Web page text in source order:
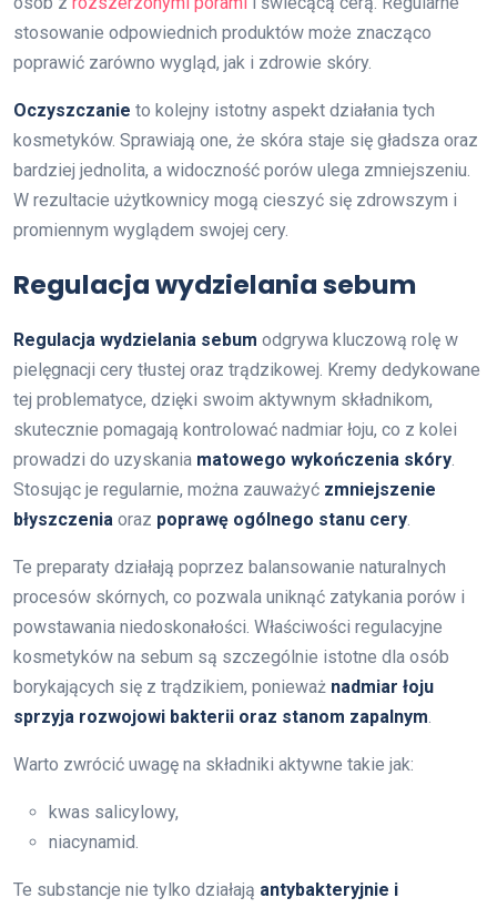
stosowanie odpowiednich produktów może znacząco
poprawić zarówno wygląd, jak i zdrowie skóry.
Oczyszczanie to kolejny istotny aspekt działania tych
kosmetyków. Sprawiają one, że skóra staje się gładsza oraz
bardziej jednolita, a widoczność porów ulega zmniejszeniu.
W rezultacie użytkownicy mogą cieszyć się zdrowszym i
promiennym wyglądem swojej cery.
Regulacja wydzielania sebum
Regulacja wydzielania sebum odgrywa kluczową rolę w
pielęgnacji cery tłustej oraz trądzikowej. Kremy dedykowane
tej problematyce, dzięki swoim aktywnym składnikom,
skutecznie pomagają kontrolować nadmiar łoju, co z kolei
prowadzi do uzyskania matowego wykończenia skóry.
Stosując je regularnie, można zauważyć zmniejszenie
błyszczenia oraz poprawę ogólnego stanu cery.
Te preparaty działają poprzez balansowanie naturalnych
procesów skórnych, co pozwala uniknąć zatykania porów i
powstawania niedoskonałości. Właściwości regulacyjne
kosmetyków na sebum są szczególnie istotne dla osób
borykających się z trądzikiem, ponieważ nadmiar łoju
sprzyja rozwojowi bakterii oraz stanom zapalnym.
Warto zwrócić uwagę na składniki aktywne takie jak:
kwas salicylowy,
niacynamid.
Te substancje nie tylko działają antybakteryjnie i